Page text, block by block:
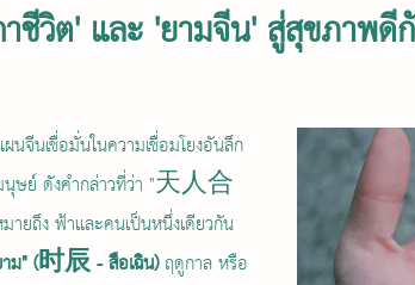
ชีวิต' และ 'ยามจีน' สู่สุขภาพ
มนุษย์ ดังคำกล่าวที่ว่า "天人合
ยถึง ฟ้าและคนเป็นหนึ่งเดียวกัน
าม" (时辰 - สือเฉิน) ฤดูกาล หรือ